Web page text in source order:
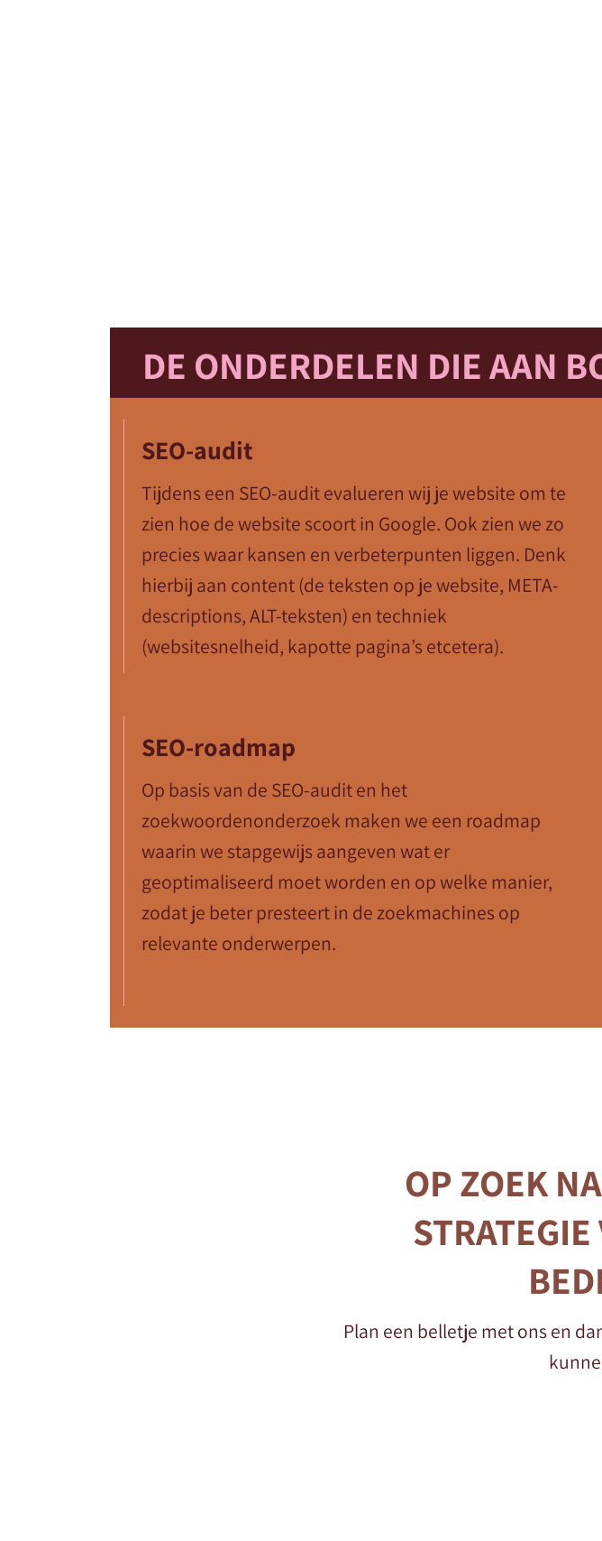
DE ONDERDELEN DIE AAN
SEO-audit
Tijdens een SEO-audit evalueren wij je website om te
zien hoe de website scoort in Google. Ook zien we zo
precies waar kansen en verbeterpunten liggen. Denk
hierbij aan content (de teksten op je website, META-
descriptions, ALT-teksten) en techniek
(websitesnelheid, kapotte pagina’s etcetera).
SEO-roadmap
Op basis van de SEO-audit en het
zoekwoordenonderzoek maken we een roadmap
waarin we stapgewijs aangeven wat er
geoptimaliseerd moet worden en op welke manier,
zodat je beter presteert in de zoekmachines op
relevante onderwerpen.
OP ZOEK
Plan een belletje met ons en